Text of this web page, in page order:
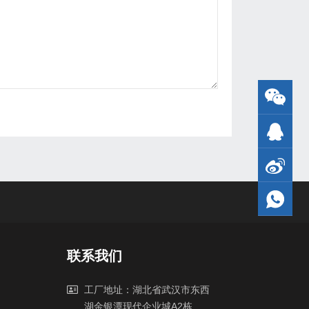
联系我们
工厂地址：湖北省武汉市东西
湖金银潭现代企业城A2栋